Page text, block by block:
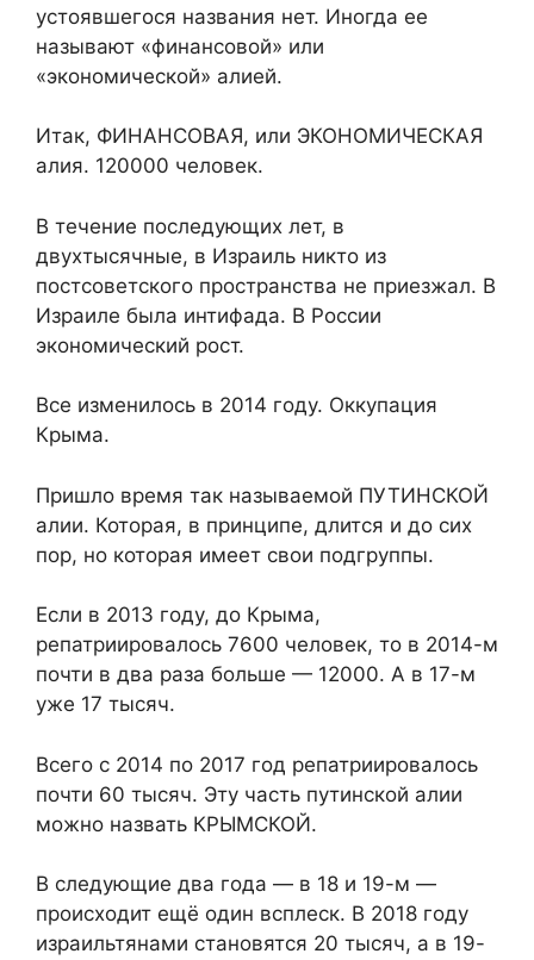
устоявшегося названия нет. Иногда ее
называют «финансовой» или
«экономической» алией.
Итак, ФИНАНСОВАЯ, или ЭКОНОМИЧЕСКАЯ
алия. 120000 человек.
В течение последующих лет, в
двухтысячные, в Израиль никто из
постсоветского пространства не приезжал. В
Израиле была интифада. В России
экономический рост.
Все изменилось в 2014 году. Оккупация
Крыма.
Пришло время так называемой ПУТИНСКОЙ
алии. Которая, в принципе, длится и до сих
пор, но которая имеет свои подгруппы.
Если в 2013 году, до Крыма,
репатриировалось 7600 человек, то в 2014-м
почти в два раза больше — 12000. А в 17-м
уже 17 тысяч.
Всего с 2014 по 2017 год репатриировалось
почти 60 тысяч. Эту часть путинской алии
можно назвать КРЫМСКОЙ.
В следующие два года — в 18 и 19-м —
происходит ещё один всплеск. В 2018 году
израильтянами становятся 20 тысяч, а в 19-